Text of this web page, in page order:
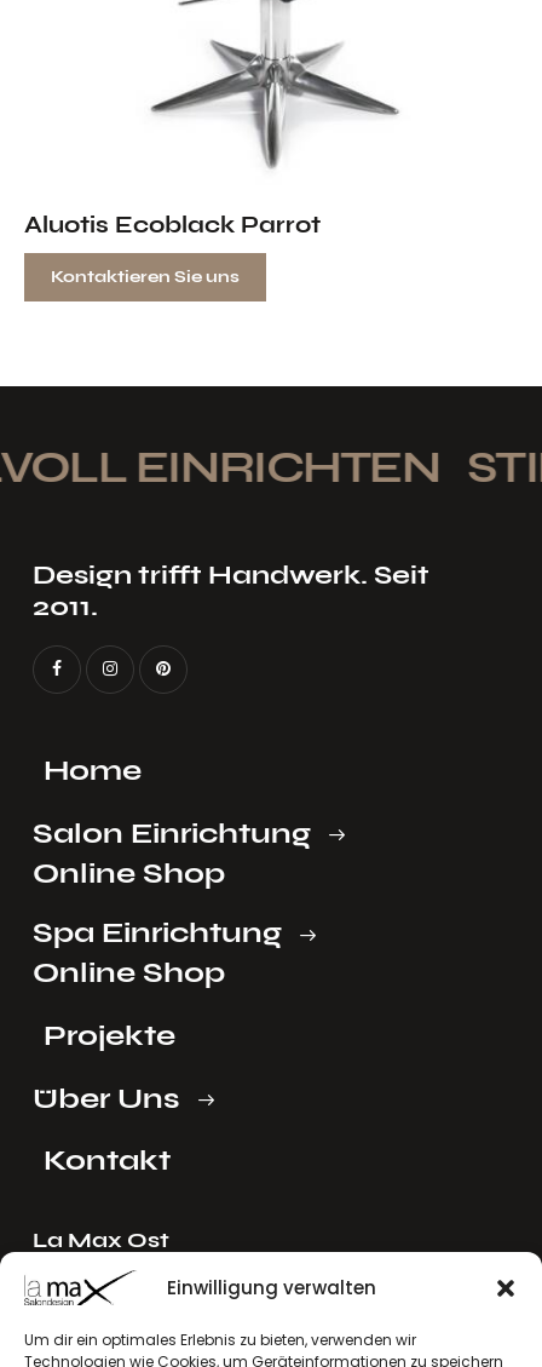
Einwilligung verwalten
Um dir ein optimales Erlebnis zu bieten, verwenden wir
Technologien wie Cookies, um Geräteinformationen zu speichern
Aluotis Ecoblack Parrot
Kontaktieren Sie uns
EINRICHTEN
Design trifft Handwerk. Seit
2011.
Home
Salon Einrichtung
Online Shop
Spa Einrichtung
Online Shop
Projekte
Über Uns
Kontakt
La Max Ost
Ing. Reinhard Mayer e.U.
Stadlgasse 4
2122 Riedenthal, Austria